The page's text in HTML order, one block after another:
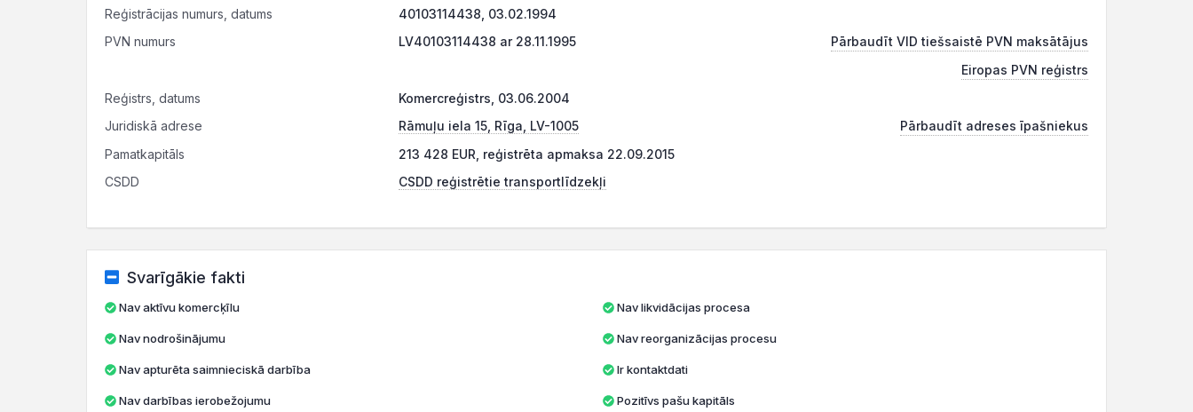
Reģistrācijas numurs, datums
40103114438, 03.02.1994
PVN numurs
LV40103114438 ar 28.11.1995
Pārbaudīt VID tiešsaistē PVN maksātājus
Eiropas PVN reģistrs
Reģistrs, datums
Komercreģistrs, 03.06.2004
Juridiskā adrese
Rāmuļu iela 15, Rīga, LV-1005
Pārbaudīt adreses īpašniekus
Pamatkapitāls
213 428 EUR, reģistrēta apmaksa 22.09.2015
CSDD
CSDD reģistrētie transportlīdzekļi
Svarīgākie fakti
Nav aktīvu komercķīlu
Nav nodrošinājumu
Nav apturēta saimnieciskā darbība
Nav darbības ierobežojumu
Nav likvidācijas procesa
Nav reorganizācijas procesu
Ir kontaktdati
Pozitīvs pašu kapitāls